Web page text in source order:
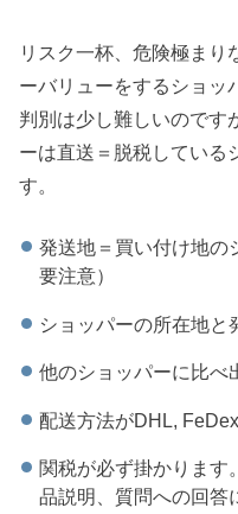
リスク一杯、危険極まり
ーバリューをするショッ
判別は少し難しいのです
ーは直送＝脱税している
す。
発送地＝買い付け地
要注意）
ショッパーの所在地と
他のショッパーに比べ
配送方法がDHL,
関税が必ず掛かりま
品説明、質問への回答